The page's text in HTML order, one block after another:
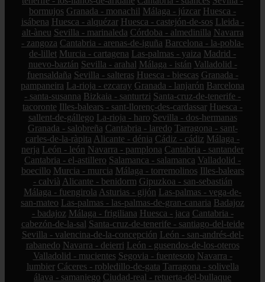
bormujos Granada - monachil Málaga - júzcar Huesca -
isábena Huesca - alquézar Huesca - castejón-de-sos Lleida -
alt-àneu Sevilla - marinaleda Córdoba - almedinilla Navarra
- zangoza Cantabria - arenas-de-iguña Barcelona - la-pobla-
de-lillet Murcia - cartagena Las-palmas - yaiza Madrid -
nuevo-baztán Sevilla - arahal Málaga - istán Valladolid -
fuensaldaña Sevilla - salteras Huesca - biescas Granada -
pampaneira La-rioja - ezcaray Granada - lanjarón Barcelona
- santa-susanna Bizkaia - santurtzi Santa-cruz-de-tenerife -
tacoronte Illes-balears - sant-llorenç-des-cardassar Huesca -
sallent-de-gállego La-rioja - haro Sevilla - dos-hermanas
Granada - salobreña Cantabria - laredo Tarragona - sant-
carles-de-la-ràpita Alicante - dénia Cádiz - cádiz Málaga -
nerja León - león Navarra - pamplona Cantabria - santander
Cantabria - el-astillero Salamanca - salamanca Valladolid -
boecillo Murcia - murcia Málaga - torremolinos Illes-balears
- calvià Alicante - benidorm Gipuzkoa - san-sebastián
Málaga - fuengirola Asturias - gijón Las-palmas - vega-de-
san-mateo Las-palmas - las-palmas-de-gran-canaria Badajoz
- badajoz Málaga - frigiliana Huesca - jaca Cantabria -
cabezón-de-la-sal Santa-cruz-de-tenerife - santiago-del-teide
Sevilla - valencina-de-la-concepción León - san-andrés-del-
rabanedo Navarra - deierri León - gusendos-de-los-oteros
Valladolid - mucientes Segovia - fuentesoto Navarra -
lumbier Cáceres - robledillo-de-gata Tarragona - solivella
álava - samaniego Ciudad-real - retuerta-del-bullaque